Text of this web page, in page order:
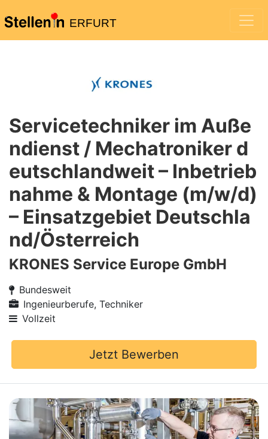
ERFURT
Servicetechniker im Auße
ndienst / Mechatroniker d
eutschlandweit – Inbetrieb
nahme & Montage (m/w/d)
– Einsatzgebiet Deutschla
nd/Österreich
KRONES Service Europe GmbH
Bundesweit
Ingenieurberufe, Techniker
Vollzeit
Jetzt Bewerben